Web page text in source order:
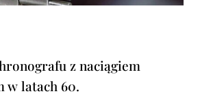
z naciągiem
w latach 60.